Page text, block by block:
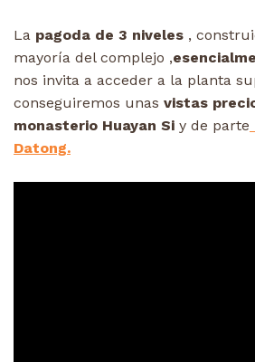
La pagoda de 3 niveles ,
mayoría del complejo ,
nos invita a acceder a la planta
conseguiremos unas vistas
monasterio Huayan Si y de parte
Datong.